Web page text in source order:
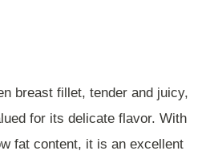
breast fillet, tender and juicy,
for its delicate flavor. With
fat content, it is an excellent